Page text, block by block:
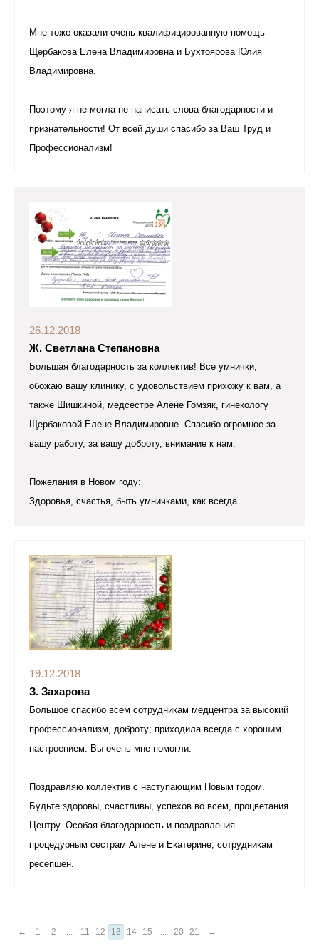
Мне тоже оказали очень квалифицированную помощь
Щербакова Елена Владимировна и Бухтоярова Юлия
Владимировна.
Поэтому я не могла не написать слова благодарности и
признательности! От всей души спасибо за Ваш Труд и
Профессионализм!
26.12.2018
Ж. Светлана Степановна
Большая благодарность за коллектив! Все умнички,
обожаю вашу клинику, с удовольствием прихожу к вам, а
также Шишкиной, медсестре Алене Гомзяк, гинекологу
Щербаковой Елене Владимировне. Спасибо огромное за
вашу работу, за вашу доброту, внимание к нам.
Пожелания в Новом году:
Здоровья, счастья, быть умничками, как всегда.
19.12.2018
З. Захарова
Большое спасибо всем сотрудникам медцентра за высокий
профессионализм, доброту; приходила всегда с хорошим
настроением. Вы очень мне помогли.
Поздравляю коллектив с наступающим Новым годом.
Будьте здоровы, счастливы, успехов во всем, процветания
Центру. Особая благодарность и поздравления
процедурным сестрам Алене и Екатерине, сотрудникам
ресепшен.
← 1 2 ... 11 12 13 14 15 ... 20 21 →